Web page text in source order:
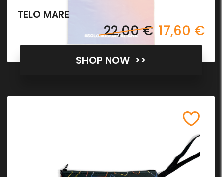
TELO MARE
22,00 € 17,60 €
SHOP NOW >>